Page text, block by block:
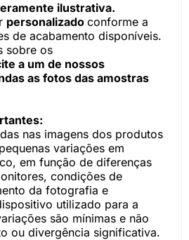
ilustrativa.
personalizado conforme a
de acabamento disponíveis.
sobre os
a um de nossos
as fotos das amostras
nas imagens dos produtos
variações em
em função de diferenças
condições de
da fotografia e
utilizado para a
são mínimas e não
ou divergência significativa.